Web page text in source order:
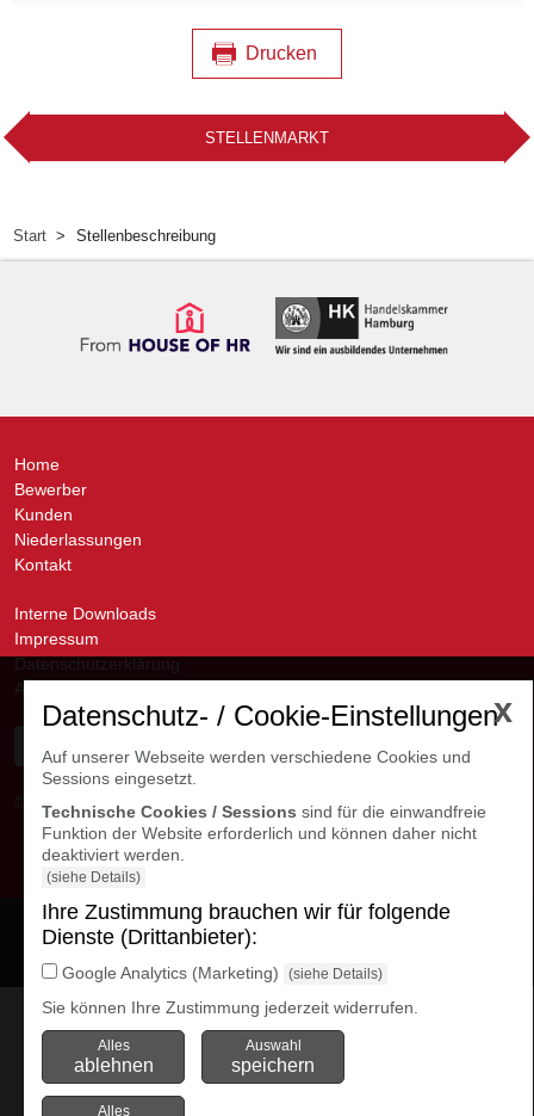
Drucken
STELLENMARKT
Start Stellenbeschreibung
Home
Bewerber
Kunden
Niederlassungen
Kontakt
Interne Downloads
Impressum
© avanti GmbH Kontakte Niederlassungen
x
Datenschutz- / Cookie-Einstellungen
Auf unserer Webseite werden verschiedene Cookies und
Sessions eingesetzt.
Technische Cookies / Sessions sind für die einwandfreie
Funktion der Website erforderlich und können daher nicht
deaktiviert werden.
(siehe Details)
Ihre Zustimmung brauchen wir für folgende
Dienste (Drittanbieter):
Google Analytics (Marketing) (siehe Details)
Sie können Ihre Zustimmung jederzeit widerrufen.
Alles
ablehnen
Auswahl
speichern
Alles
Cookie Einstellungen
öffnen